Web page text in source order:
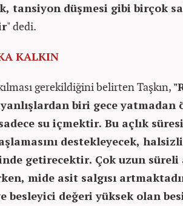
tansiyon düşmesi gibi birçok
" dedi.
KALKIN
gerekildiğini belirten Taşkın,
biri gece yatmadan
su içmektir. Bu açlık
destekleyecek,
getirecektir. Çok uzun
mide asit salgısı
besleyici değeri yüksek olan